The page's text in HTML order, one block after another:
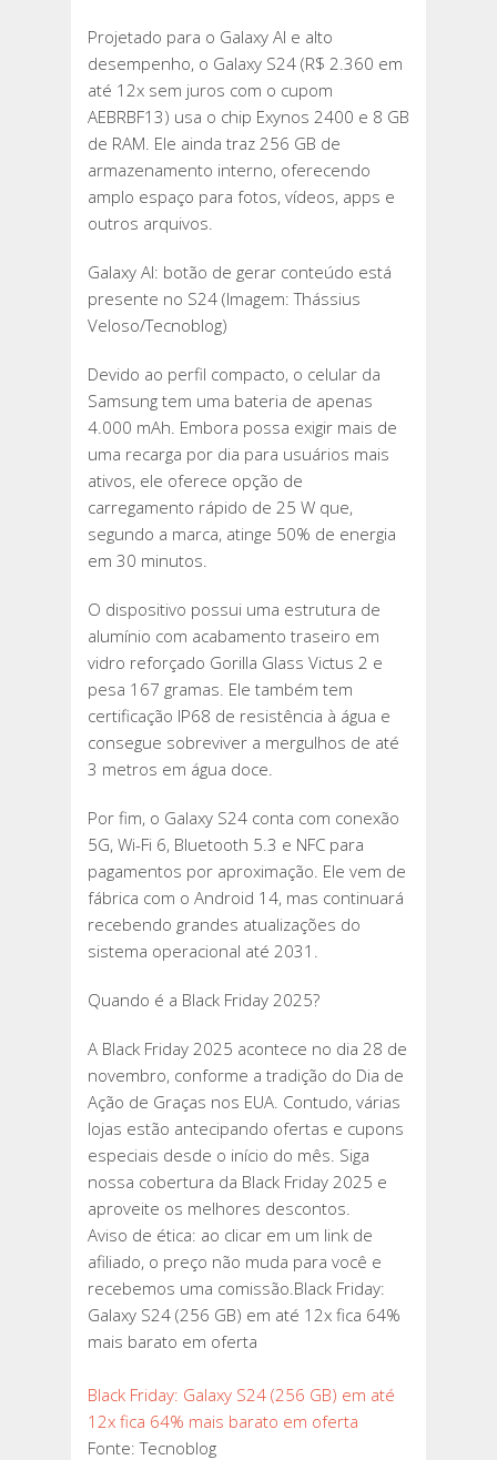
Projetado para o Galaxy AI e alto
desempenho, o Galaxy S24 (R$ 2.360 em
até 12x sem juros com o cupom
AEBRBF13) usa o chip Exynos 2400 e 8 GB
de RAM. Ele ainda traz 256 GB de
armazenamento interno, oferecendo
amplo espaço para fotos, vídeos, apps e
outros arquivos.
Galaxy AI: botão de gerar conteúdo está
presente no S24 (Imagem: Thássius
Veloso/Tecnoblog)
Devido ao perfil compacto, o celular da
Samsung tem uma bateria de apenas
4.000 mAh. Embora possa exigir mais de
uma recarga por dia para usuários mais
ativos, ele oferece opção de
carregamento rápido de 25 W que,
segundo a marca, atinge 50% de energia
em 30 minutos.
O dispositivo possui uma estrutura de
alumínio com acabamento traseiro em
vidro reforçado Gorilla Glass Victus 2 e
pesa 167 gramas. Ele também tem
certificação IP68 de resistência à água e
consegue sobreviver a mergulhos de até
3 metros em água doce.
Por fim, o Galaxy S24 conta com conexão
5G, Wi-Fi 6, Bluetooth 5.3 e NFC para
pagamentos por aproximação. Ele vem de
fábrica com o Android 14, mas continuará
recebendo grandes atualizações do
sistema operacional até 2031.
Quando é a Black Friday 2025?
A Black Friday 2025 acontece no dia 28 de
novembro, conforme a tradição do Dia de
Ação de Graças nos EUA. Contudo, várias
lojas estão antecipando ofertas e cupons
especiais desde o início do mês. Siga
nossa cobertura da Black Friday 2025 e
aproveite os melhores descontos.
Aviso de ética: ao clicar em um link de
afiliado, o preço não muda para você e
recebemos uma comissão.Black Friday:
Galaxy S24 (256 GB) em até 12x fica 64%
mais barato em oferta
Black Friday: Galaxy S24 (256 GB) em até
12x fica 64% mais barato em oferta
Fonte: Tecnoblog